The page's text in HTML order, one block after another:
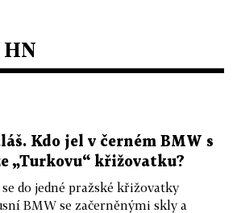
Kdo jel v černém BMW s
„Turkovu“ křižovatku?
do jedné pražské křižovatky
BMW se začerněnými skly a